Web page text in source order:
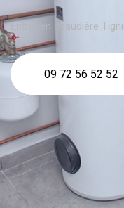
Entretien chaudière
09 72 56 52 52